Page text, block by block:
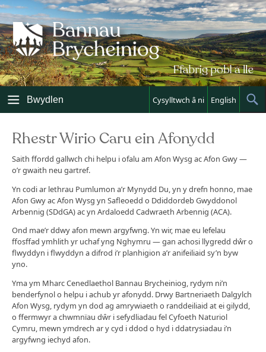
Skip
to
content
Bwydlen Cysylltwch â ni English
Rhestr Wirio Caru ein Afonydd
Saith ffordd gallwch chi helpu i ofalu am Afon Wysg ac Afon Gwy —
o’r gwaith neu gartref.
Yn codi ar lethrau Pumlumon a’r Mynydd Du, yn y drefn honno, mae
Afon Gwy ac Afon Wysg yn Safleoedd o Ddiddordeb Gwyddonol
Arbennig (SDdGA) ac yn Ardaloedd Cadwraeth Arbennig (ACA).
Ond mae’r ddwy afon mewn argyfwng. Yn wir, mae eu lefelau
ffosffad ymhlith yr uchaf yng Nghymru — gan achosi llygredd dŵr o
flwyddyn i flwyddyn a difrod i’r planhigion a’r anifeiliaid sy’n byw
yno.
Yma ym Mharc Cenedlaethol Bannau Brycheiniog, rydym ni’n
benderfynol o helpu i achub yr afonydd. Drwy Bartneriaeth Dalgylch
Afon Wysg, rydym yn dod ag amrywiaeth o randdeiliaid at ei gilydd,
o ffermwyr a chwmnïau dŵr i sefydliadau fel Cyfoeth Naturiol
Cymru, mewn ymdrech ar y cyd i ddod o hyd i ddatrysiadau i’n
argyfwng iechyd afon.